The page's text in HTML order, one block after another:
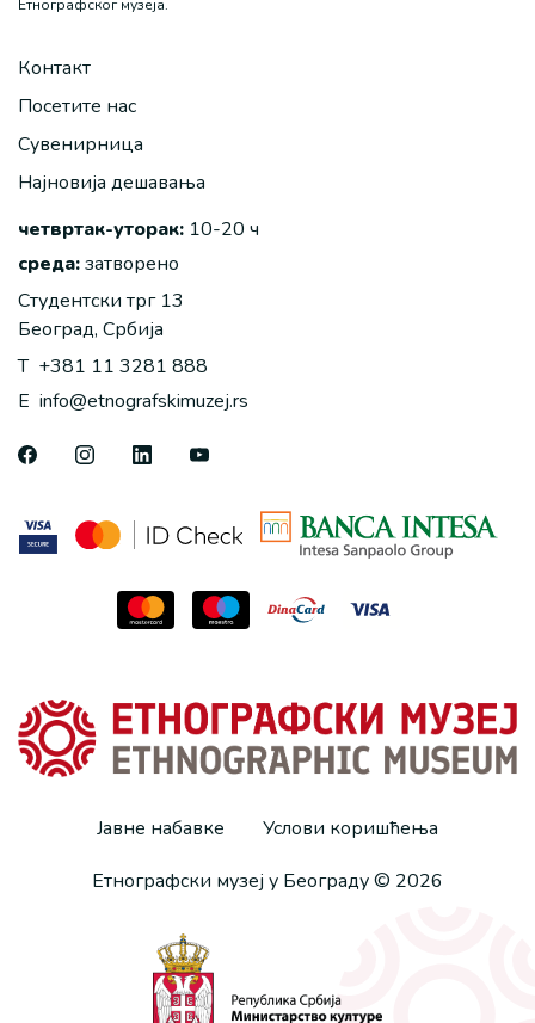
Етнографског музеја.
Контакт
Посетите нас
Сувенирница
Најновија дешавања
четвртак-уторак: 10-20 ч
среда:затворено
Студентски трг 13
Београд, Србија
T +381 11 3281 888
E info@etnografskimuzej.rs
Јавне набавке
Услови коришћења
Етнографски музеј у Београду © 2026